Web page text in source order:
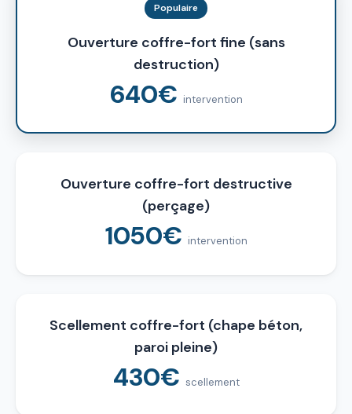
Populaire
Ouverture coffre-fort fine (sans
destruction)
640€ intervention
Ouverture coffre-fort destructive
(perçage)
1050€ intervention
Scellement coffre-fort (chape béton,
paroi pleine)
430€ scellement